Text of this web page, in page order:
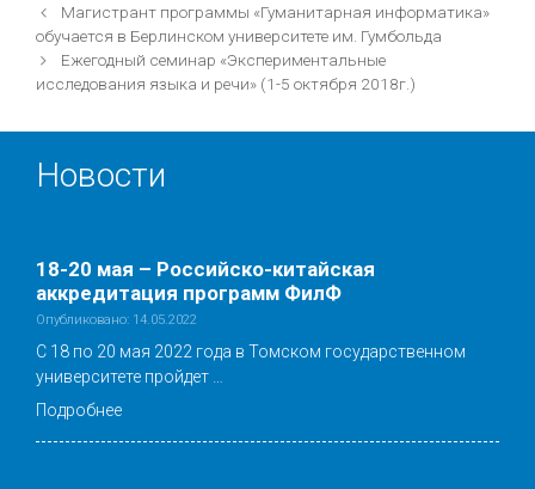
Навигация
записи
Магистрант программы «Гуманитарная информатика»
обучается в Берлинском университете им. Гумбольда
Ежегодный семинар «Экспериментальные
исследования языка и речи» (1-5 октября 2018г.)
Новости
18-20 мая – Российско-китайская
аккредитация программ ФилФ
Опубликовано: 14.05.2022
С 18 по 20 мая 2022 года в Томском государственном
университете пройдет …
Подробнее